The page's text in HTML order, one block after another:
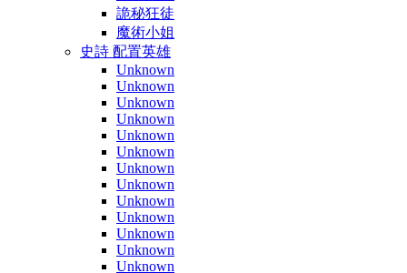
詭秘狂徒
魔術小姐
史詩 配置英雄
Unknown
Unknown
Unknown
Unknown
Unknown
Unknown
Unknown
Unknown
Unknown
Unknown
Unknown
Unknown
Unknown